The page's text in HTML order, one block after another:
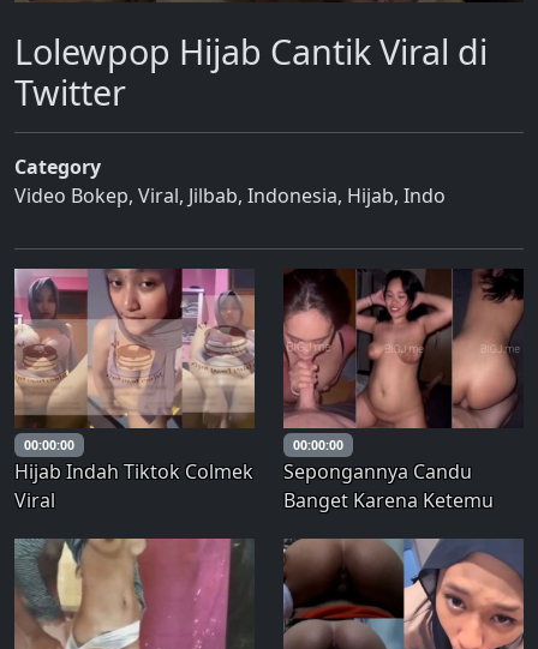
Lolewpop Hijab Cantik Viral di
Twitter
Category
Video Bokep, Viral, Jilbab, Indonesia, Hijab, Indo
00:00:00
Hijab Indah Tiktok Colmek
Viral
00:00:00
Sepongannya Candu
Banget Karena Ketemu